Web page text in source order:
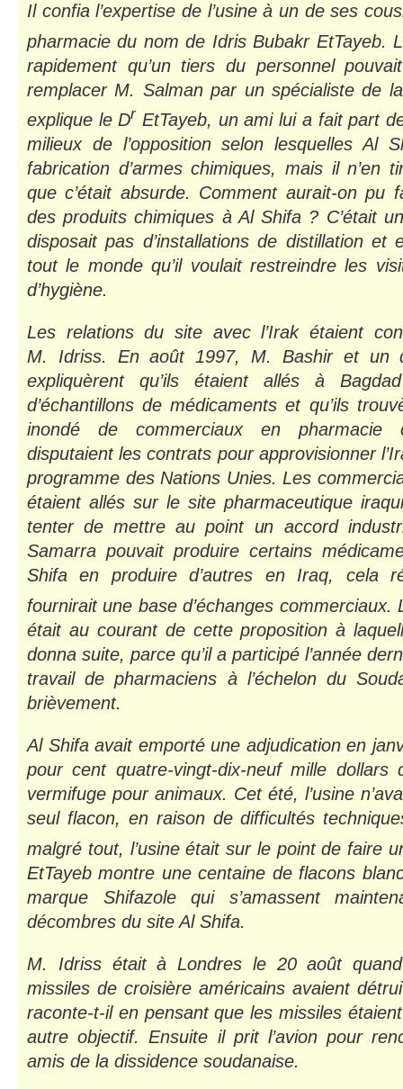
Il confia l’expertise de l’usine à un de ses
pharmacie du nom de Idris Bubakr EtTayeb.
rapidement qu’un tiers du personnel
remplacer M. Salman par un spécialiste de
explique le Dr EtTayeb, un ami lui a fait part
milieux de l’opposition selon lesquelles Al
fabrication d’armes chimiques, mais il n’en
que c’était absurde. Comment aurait-on pu
des produits chimiques à Al Shifa ? C’était
disposait pas d’installations de distillation
tout le monde qu’il voulait restreindre les
d’hygiène.
Les relations du site avec l’Irak étaient
M. Idriss. En août 1997, M. Bashir et un
expliquèrent qu’ils étaient allés à
d’échantillons de médicaments et qu’ils
inondé de commerciaux en pharmacie
disputaient les contrats pour approvisionner
programme des Nations Unies. Les
étaient allés sur le site pharmaceutique
tenter de mettre au point un accord
Samarra pouvait produire certains
Shifa en produire d’autres en Iraq, cela
fournirait une base d’échanges commerciaux.
était au courant de cette proposition à
donna suite, parce qu’il a participé l’année
travail de pharmaciens à l’échelon du
brièvement.
Al Shifa avait emporté une adjudication en
pour cent quatre-vingt-dix-neuf mille
vermifuge pour animaux. Cet été, l’usine
seul flacon, en raison de difficultés
malgré tout, l’usine était sur le point de faire
EtTayeb montre une centaine de flacons
marque Shifazole qui s’amassent
décombres du site Al Shifa.
M. Idriss était à Londres le 20 août
missiles de croisière américains avaient
raconte-t-il en pensant que les missiles
autre objectif. Ensuite il prit l’avion pour
amis de la dissidence soudanaise.